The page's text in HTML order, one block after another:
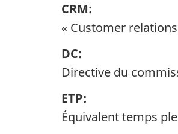
CRM:
« Customer
DC:
Directive du
ETP:
Équivalent temps